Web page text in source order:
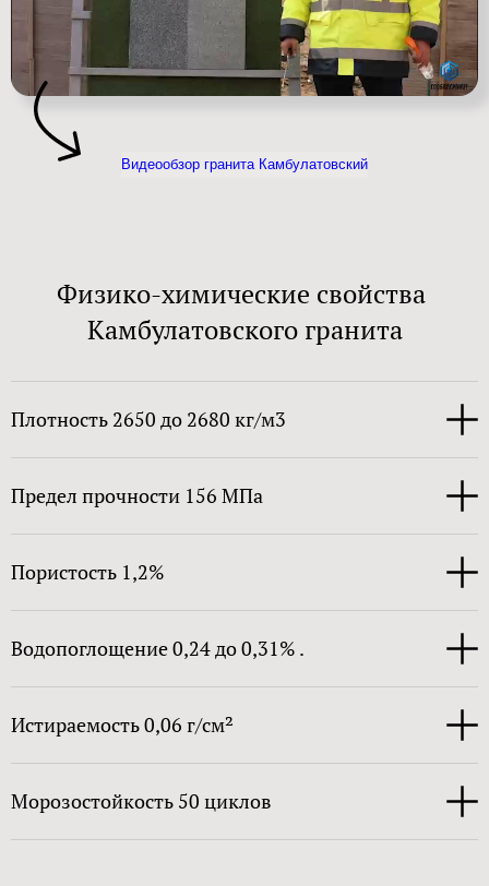
Видеообзор гранита Камбулатовский
Физико-химические свойства
Камбулатовского гранита
Плотность 2650 до 2680 кг/м3
Предел прочности 156 МПа
Пористость 1,2%
Водопоглощение 0,24 до 0,31% .
Истираемость 0,06 г/см²
Морозостойкость 50 циклов